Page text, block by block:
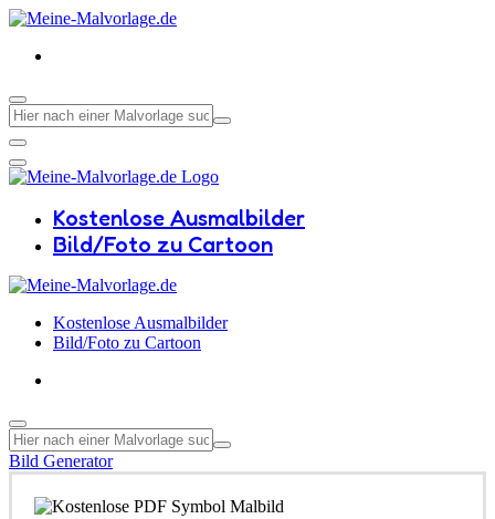
Kostenlose Ausmalbilder
Bild/Foto zu Cartoon
Kostenlose Ausmalbilder
Bild/Foto zu Cartoon
Bild Generator